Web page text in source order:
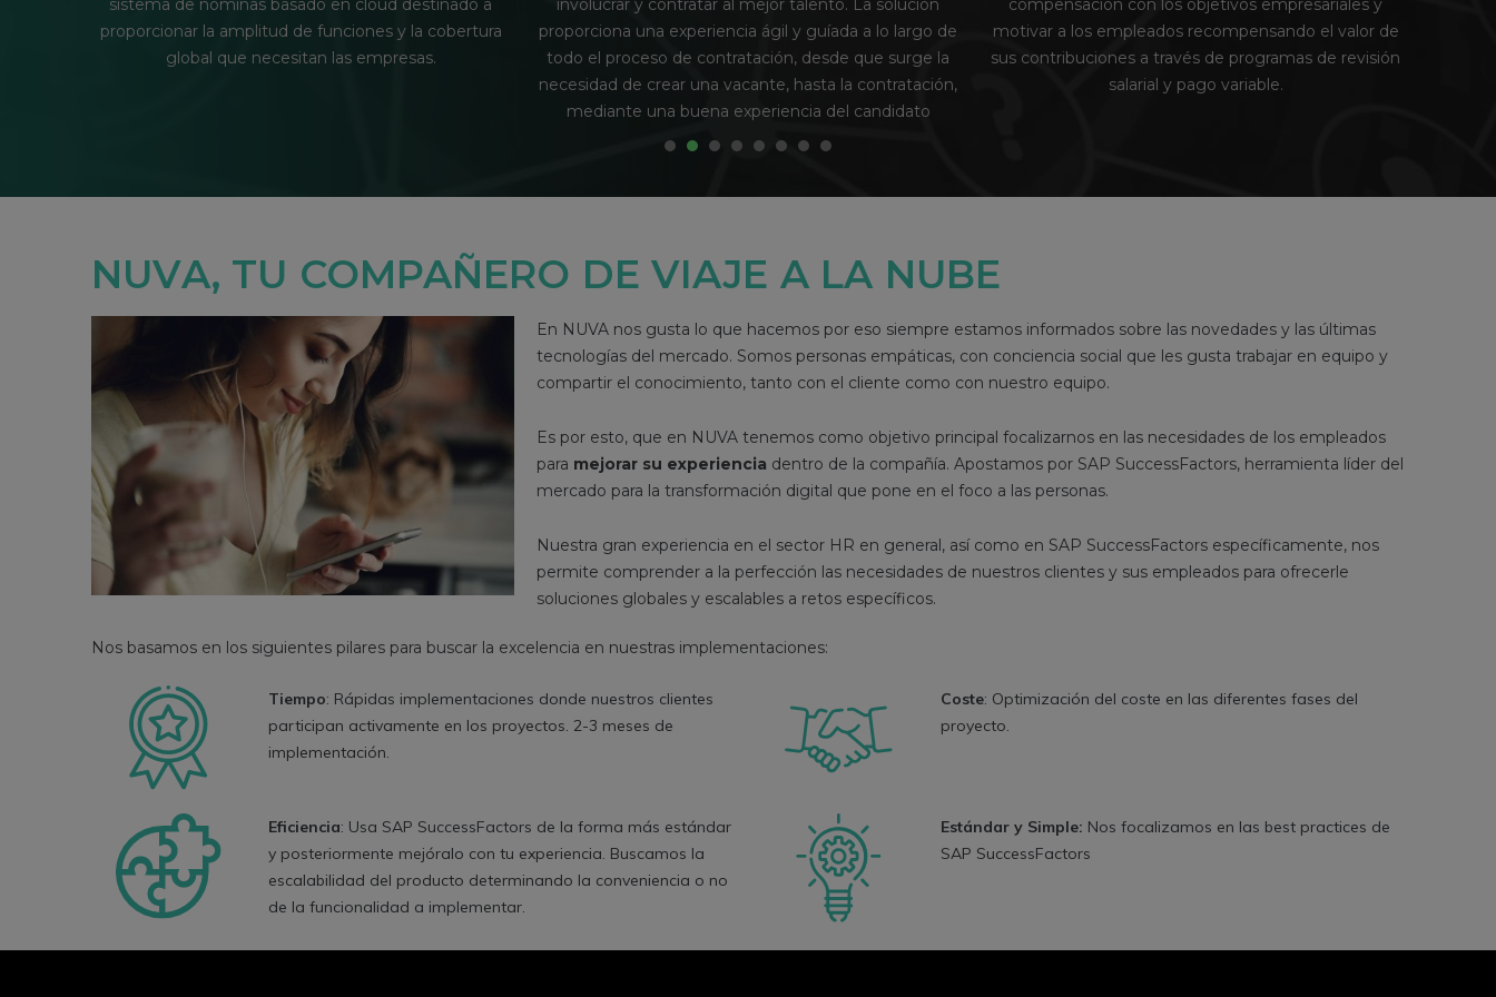
involucrar y contratar al mejor talento. La solución
proporciona una experiencia ágil y guíada a lo largo de
todo el proceso de contratación, desde que surge la
compensación con los objetivos empresariales y
motivar a los empleados recompensando el valor de
sus contribuciones a través de programas de revisión
salarial y pago variable.
e introducir a los nuevos empleados a la compañía
ofreciendo una experiencia personsalizada y dinámica
que simplifica las tareas administrativas, conectando
con las personas desde el primer momento
1
NUVA, TU COMPAÑERO DE VIAJE A LA NUBE
En NUVA nos gusta lo que hacemos por eso siempre estamos informados sobre las novedades y las últimas
tecnologías del mercado. Somos personas empáticas, con conciencia social que les gusta trabajar en equipo y
compartir el conocimiento, tanto con el cliente como con nuestro equipo.
Es por esto, que en NUVA tenemos como objetivo principal focalizarnos en las necesidades de los empleados
para mejorar su experiencia dentro de la compañía. Apostamos por SAP SuccessFactors, herramienta líder del
mercado para la transformación digital que pone en el foco a las personas.
Nuestra gran experiencia en el sector HR en general, así como en SAP SuccessFactors específicamente, nos
permite comprender a la perfección las necesidades de nuestros clientes y sus empleados para ofrecerle
soluciones globales y escalables a retos específicos.
Nos basamos en los siguientes pilares para buscar la excelencia en nuestras implementaciones:
Tiempo: Rápidas implementaciones donde nuestros clientes
participan activamente en los proyectos. 2-3 meses de
implementación.
Coste: Optimización del coste en las diferentes fases del
proyecto.
Eficiencia: Usa SAP SuccessFactors de la forma más estándar
y posteriormente mejóralo con tu experiencia. Buscamos la
escalabilidad del producto determinando la conveniencia o no
de la funcionalidad a implementar.
Estándar y Simple: Nos focalizamos en las best practices de
SAP SuccessFactors